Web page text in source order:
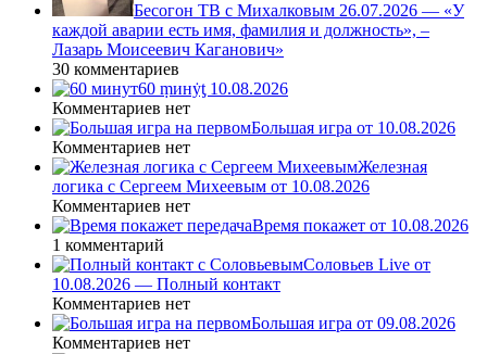
Бесогон ТВ с Михалковым 26.07.2026 — «У
каждой аварии есть имя, фамилия и должность», –
Лазарь Моисеевич Каганович»
30 комментариев
60 ṃинẏƫ 10.08.2026
Комментариев нет
Большая игра от 10.08.2026
Комментариев нет
Железная
логика с Сергеем Михеевым от 10.08.2026
Комментариев нет
Время покажет от 10.08.2026
1 комментарий
Соловьев Live от
10.08.2026 — Полный контакт
Комментариев нет
Большая игра от 09.08.2026
Комментариев нет